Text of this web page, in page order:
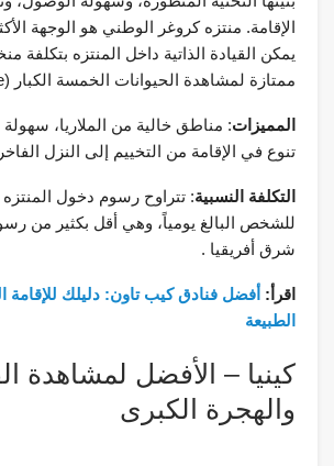
الإقامة. منتزه كروغر الوطني هو الوجهة
يمكن القيادة الذاتية داخل المنتزه بتكلفة
ممتازة لمشاهدة الحيوانات الخمسة الكبار (Big Five) .
المميزات: مناطق خالية من الملاريا، سهولة
تنوع في الإقامة من التخييم إلى النزل
التكلفة النسبية
للشخص البالغ يومياً، وهي أقل بكثير من
شرق أفريقيا .
اقرأ: أفضل فنادق كيب تاون: دليلك للإقامة
الطبيعة
كينيا – الأفضل لمشاهدة
والهجرة الكبرى